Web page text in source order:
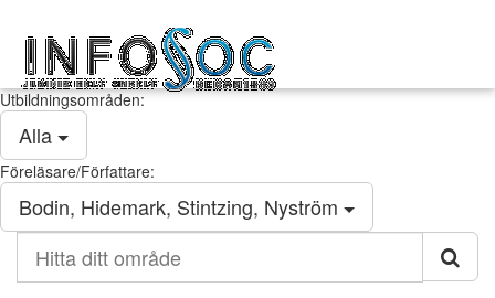
Infosoc
kompetensutveckling
Utbildningsområden:
Alla
Föreläsare/Författare:
Bodin, Hidemark, Stintzing, Nyström
ditt
område